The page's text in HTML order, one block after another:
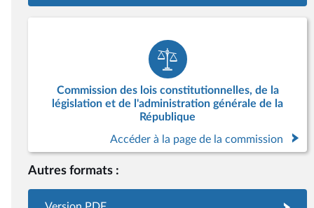
Commission des lois constitutionnelles, de la
législation et de l'administration générale de la
République
Accéder à la page de la commission
Autres formats :